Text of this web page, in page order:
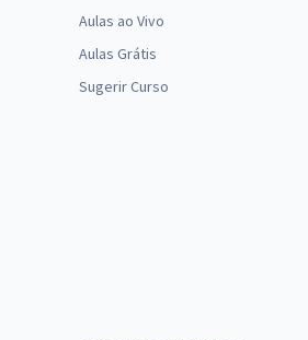
Aulas ao Vivo
Aulas Grátis
Sugerir Curso